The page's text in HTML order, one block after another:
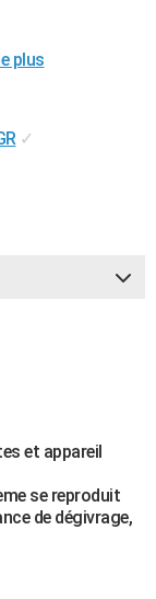
plus
✓
et appareil
se reproduit
de dégivrage,